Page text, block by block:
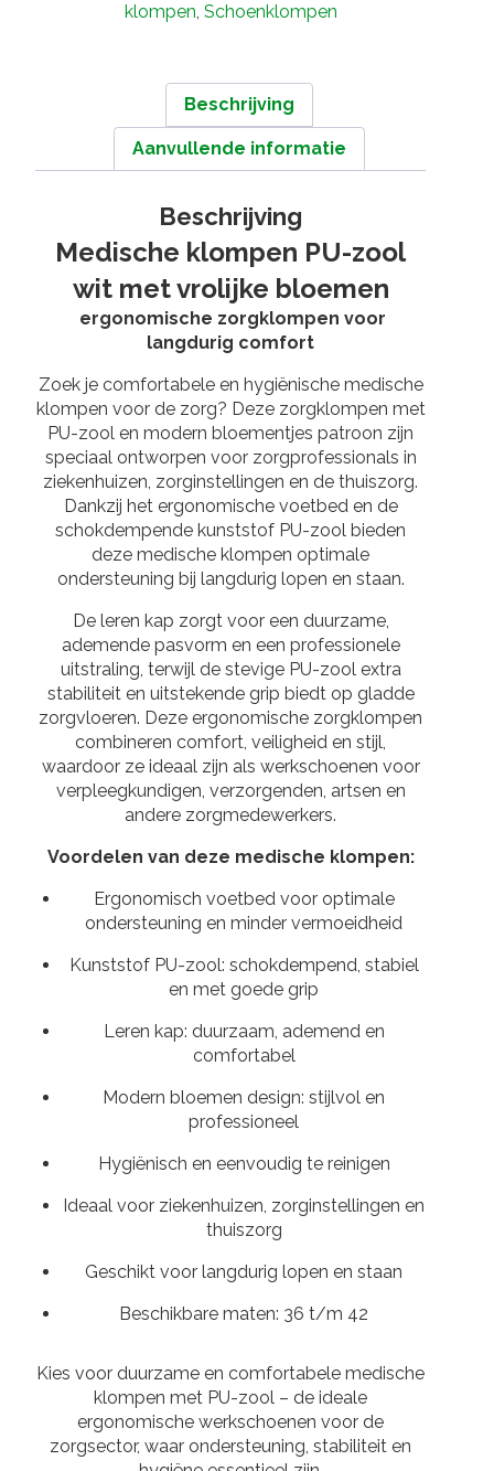
klompen, Schoenklompen
Beschrijving
Aanvullende informatie
Beschrijving
Medische klompen PU-zool
wit met vrolijke bloemen
ergonomische zorgklompen voor
langdurig comfort
Zoek je comfortabele en hygiënische medische
klompen voor de zorg? Deze zorgklompen met
PU-zool en modern bloementjes patroon zijn
speciaal ontworpen voor zorgprofessionals in
ziekenhuizen, zorginstellingen en de thuiszorg.
Dankzij het ergonomische voetbed en de
schokdempende kunststof PU-zool bieden
deze medische klompen optimale
ondersteuning bij langdurig lopen en staan.
De leren kap zorgt voor een duurzame,
ademende pasvorm en een professionele
uitstraling, terwijl de stevige PU-zool extra
stabiliteit en uitstekende grip biedt op gladde
zorgvloeren. Deze ergonomische zorgklompen
combineren comfort, veiligheid en stijl,
waardoor ze ideaal zijn als werkschoenen voor
verpleegkundigen, verzorgenden, artsen en
andere zorgmedewerkers.
Voordelen van deze medische klompen:
Ergonomisch voetbed voor optimale
ondersteuning en minder vermoeidheid
Kunststof PU-zool: schokdempend, stabiel
en met goede grip
Leren kap: duurzaam, ademend en
comfortabel
Modern bloemen design: stijlvol en
professioneel
Hygiënisch en eenvoudig te reinigen
Ideaal voor ziekenhuizen, zorginstellingen en
thuiszorg
Geschikt voor langdurig lopen en staan
Beschikbare maten: 36 t/m 42
Kies voor duurzame en comfortabele medische
klompen met PU-zool – de ideale
ergonomische werkschoenen voor de
zorgsector, waar ondersteuning, stabiliteit en